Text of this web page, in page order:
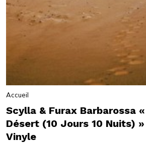
Accueil
Scylla & Furax Barbarossa
Désert (10 Jours 10 Nuits)
Vinyle